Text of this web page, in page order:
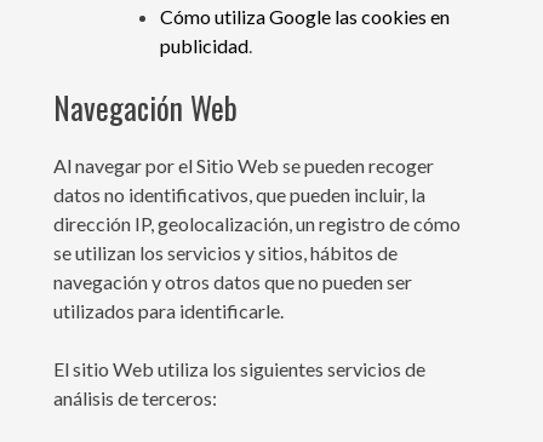
Cómo utiliza Google las cookies en
publicidad.
Navegación Web
Al navegar por el Sitio Web se pueden recoger
datos no identificativos, que pueden incluir, la
dirección IP, geolocalización, un registro de cómo
se utilizan los servicios y sitios, hábitos de
navegación y otros datos que no pueden ser
utilizados para identificarle.
El sitio Web utiliza los siguientes servicios de
análisis de terceros: